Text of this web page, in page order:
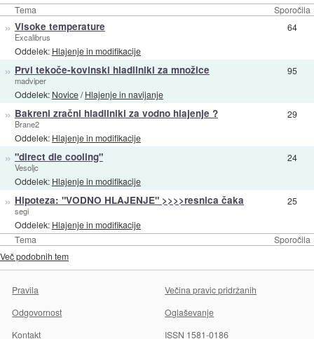
Tema Sporočila
Tema Sporočila
» Visoke temperature
Excalibrus
Oddelek: Hlajenje in modifikacije
64
» Prvi tekoče-kovinski hladilniki za množice
madviper
Oddelek: Novice/Hlajenje in navijanje
95
» Bakreni zračni hladilniki za vodno hlajenje ?
Brane2
Oddelek: Hlajenje in modifikacije
29
» "direct die cooling"
Vesoljc
Oddelek: Hlajenje in modifikacije
24
» Hipoteza: "VODNO HLAJENJE" >>>>resnica čaka
segi
Oddelek: Hlajenje in modifikacije
25
Več podobnih tem
Pravila
Večina pravic pridržanih
Odgovornost
Oglaševanje
Kontakt
ISSN 1581-0186